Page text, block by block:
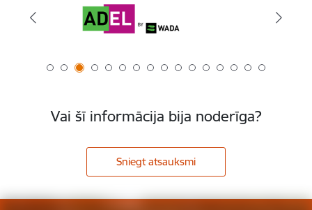
Vai šī informācija bija noderīga?
Sniegt atsauksmi